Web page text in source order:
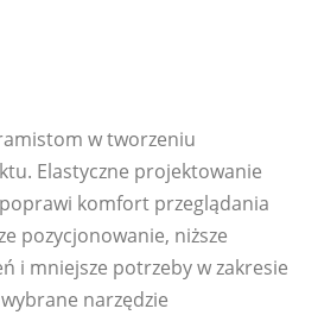
w tworzeniu
Elastyczne projektowanie
komfort przeglądania
pozycjonowanie, niższe
i mniejsze potrzeby w zakresie
narzędzie